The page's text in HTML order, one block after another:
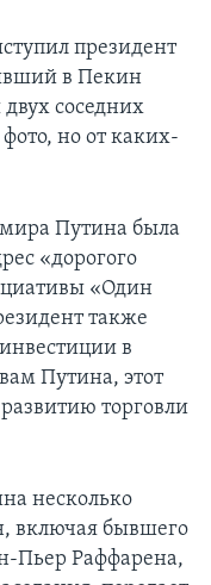
президент
в Пекин
соседних
но от каких-
Путина была
«дорогого
«Один
также
в
Путина, этот
торговли
несколько
включая бывшего
Пьер Раффарена,